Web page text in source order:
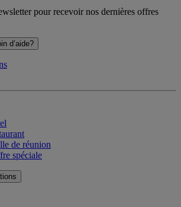
pour recevoir nos dernières offres
d’aide?
de réunion
spéciale